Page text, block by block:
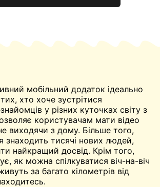
мобільний додаток ідеально
хто хоче зустрітися
у різних куточках світу з
користувачам мати відео
виходячи з дому. Більше того,
знаходить тисячі нових людей,
найкращий досвід. Крім того,
як можна спілкуватися віч-на-віч
за багато кілометрів від